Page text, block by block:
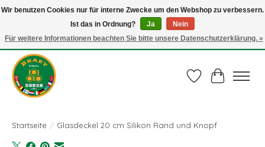
Juli actie: 10% korting op alle ECO-PROOF pannen en bij een bestelling van €
75,00 of meer ook nog een mooie vleestang t.w.v. € 10,00 HELEMAAL GRATIS
Gebruik de code: ECO-PROOF.
Wunschzettel
Ihr
Startseite / Glasdeckel 20 cm Silikon Rand und Knopf
Wir benutzen Cookies nur für interne Zwecke um den Webshop zu verbessern.
Ist das in Ordnung?
Ja
Nein
Für weitere Informationen beachten Sie bitte unsere Datenschutzerklärung. »